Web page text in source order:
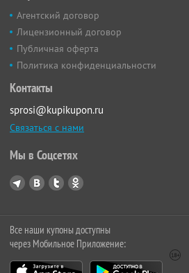
Агентский договор
Лицензионный договор
Публичная оферта
Политика конфиденциальности
Контакты
sprosi@kupikupon.ru
Связаться с нами
Мы в Соцсетях
Все наши купоны доступны
через Мобильное Приложение: